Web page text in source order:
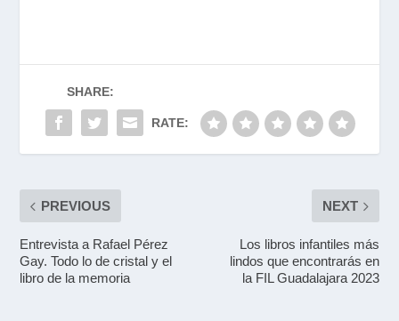
SHARE:
RATE:
PREVIOUS
Entrevista a Rafael Pérez
Gay. Todo lo de cristal y el
libro de la memoria
NEXT
Los libros infantiles más
lindos que encontrarás en
la FIL Guadalajara 2023